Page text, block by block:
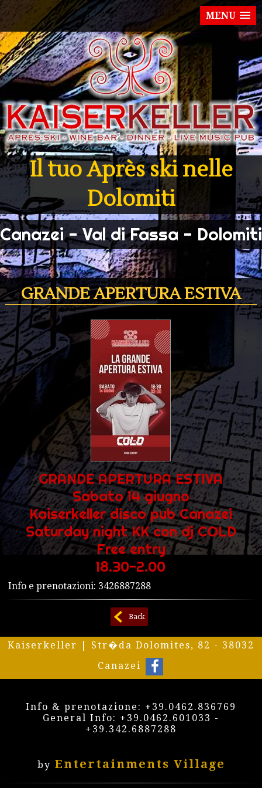
MENU
Il tuo Après ski nelle
Dolomiti
Canazei - Val di Fassa - Dolomiti
GRANDE APERTURA ESTIVA
GRANDE APERTURA ESTIVA
Sabato 14 giugno
Kaiserkeller disco pub Canazei
Saturday night KK con dj COLD
Free entry
18.30-2.00
Info e prenotazioni: 3426887288
Back
Kaiserkeller | Str�da Dolomites, 82 - 38032
Canazei
Info & prenotazione: +39.0462.836769
General Info: +39.0462.601033 -
+39.342.6887288
by Entertainments Village